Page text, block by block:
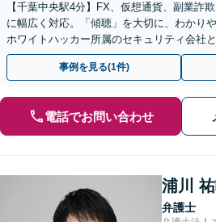
【千葉中央駅4分】FX、仮想通貨、副業詐
に幅広く対応。「傾聴」を大切に、わかり
ホワイトハッカー所属のセキュリティ会社
関連の詐欺にも精通しています【夜間面談
事例を見る(1件)
電話でお問い合わせ
浦川
弁護士